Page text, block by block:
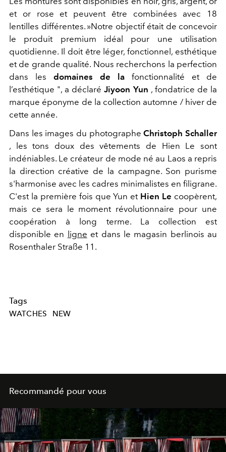
et or rose et peuvent être combinées avec 18
lentilles différentes. »Notre objectif était de concevoir
le produit premium idéal pour une utilisation
quotidienne. Il doit être léger, fonctionnel, esthétique
et de grande qualité. Nous recherchons la perfection
dans les domaines de la fonctionnalité et de
l’esthétique ", a déclaréJiyoon Yun , fondatrice de la
marque éponyme de la collection automne / hiver de
cette année.
Dans les images du photographeChristoph Schaller
, les tons doux des vêtements de Hien Le sont
indéniables. Le créateur de mode né au Laos a repris
la direction créative de la campagne. Son purisme
s'harmonise avec les cadres minimalistes en filigrane.
C'est la première fois que Yun et Hien Le coopèrent,
mais ce sera le moment révolutionnaire pour une
coopération à long terme. La collection est
disponible en
ligne et dans le magasin berlinois au
Rosenthaler Straße 11.
Tags
WATCHES NEW
Recommandé pour vous